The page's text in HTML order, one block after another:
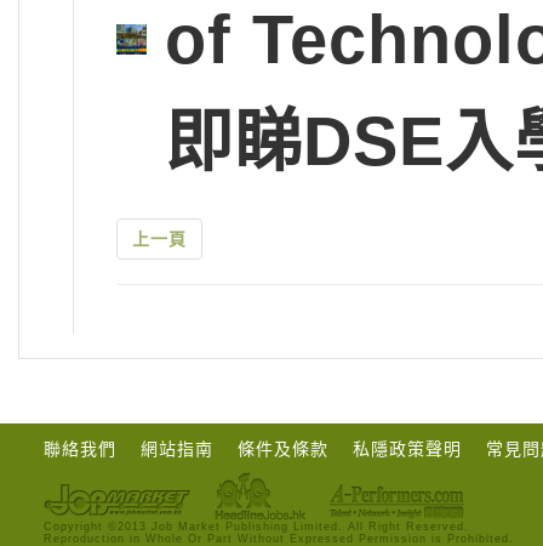
of
即睇DSE入
上一頁
聯絡我們 網站指南 條件及條款 私隱政策聲明 常見
Copyright ©2013 Job Market Publishing Limited. All Right Reserved.
Reproduction in Whole Or Part Without Expressed Permission is Prohibited.